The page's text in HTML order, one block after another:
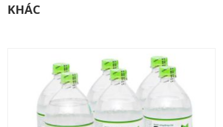
KHÁC